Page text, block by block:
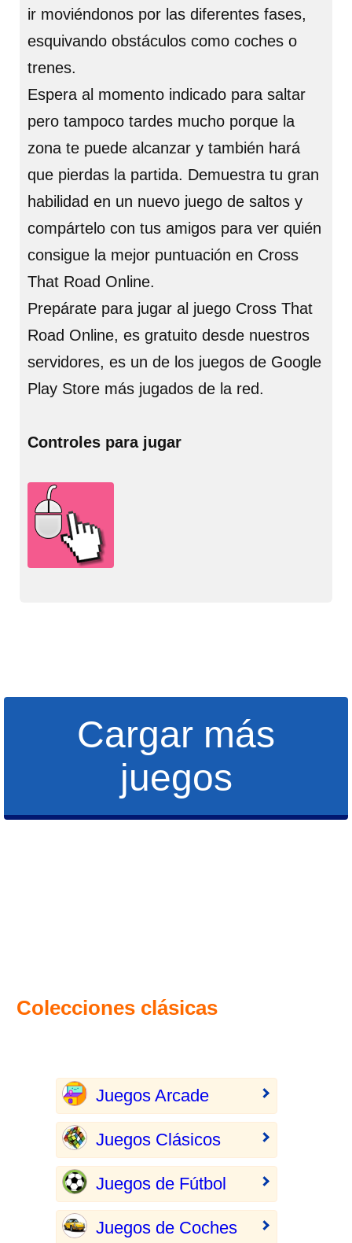
ir moviéndonos por las diferentes fases,
esquivando obstáculos como coches o
trenes.
Espera al momento indicado para saltar
pero tampoco tardes mucho porque la
zona te puede alcanzar y también hará
que pierdas la partida. Demuestra tu gran
habilidad en un nuevo juego de saltos y
compártelo con tus amigos para ver quién
consigue la mejor puntuación en Cross
That Road Online.
Prepárate para jugar al juego Cross That
Road Online, es gratuito desde nuestros
servidores, es un de los juegos de Google
Play Store más jugados de la red.
Controles para jugar
Cargar más
juegos
Colecciones clásicas
Juegos Arcade
Juegos Clásicos
Juegos de Fútbol
Juegos de Coches